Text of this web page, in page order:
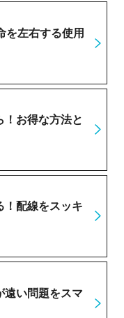
を左右する使用
！お得な方法と
！配線をスッキ
遠い問題をスマ